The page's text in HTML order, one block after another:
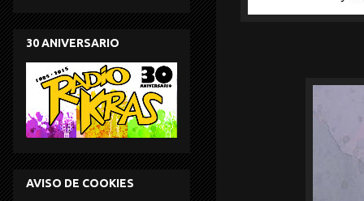
30 ANIVERSARIO
AVISO DE COOKIES